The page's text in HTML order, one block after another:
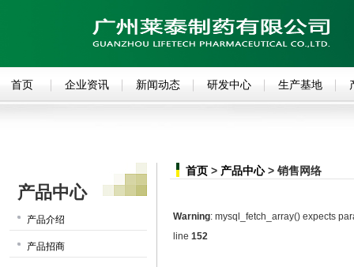
首页 企业资讯 新闻动态 研发中心 生产基地
产品中心
产品介绍
产品招商
首页 > 产品中心> 销售网络
Warning: mysql_fetch_array() expects
line 152